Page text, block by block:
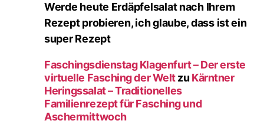
Werde heute Erdäpfelsalat nach Ihrem
Rezept probieren, ich glaube, dass ist ein
super Rezept
Faschingsdienstag Klagenfurt – Der erste
virtuelle Fasching der Weltzu Kärntner
Heringssalat – Traditionelles
Familienrezept für Fasching und
Aschermittwoch